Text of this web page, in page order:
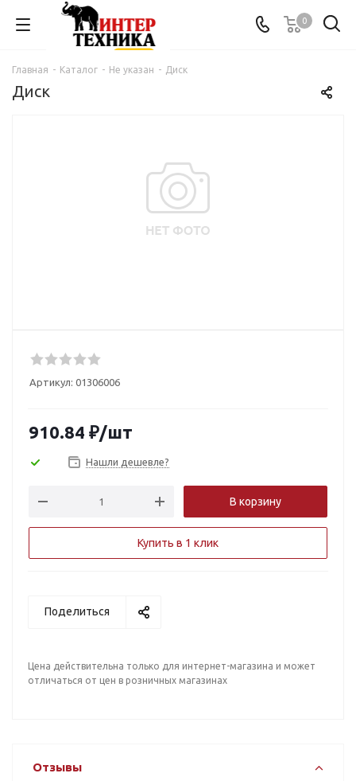
0
Главная - Каталог - Не указан - Диск
Диск
Артикул: 01306006
910.84 ₽/шт
Нашли дешевле?
В корзину
Купить в 1 клик
Поделиться
Цена действительна только для интернет-магазина и может
отличаться от цен в розничных магазинах
Отзывы